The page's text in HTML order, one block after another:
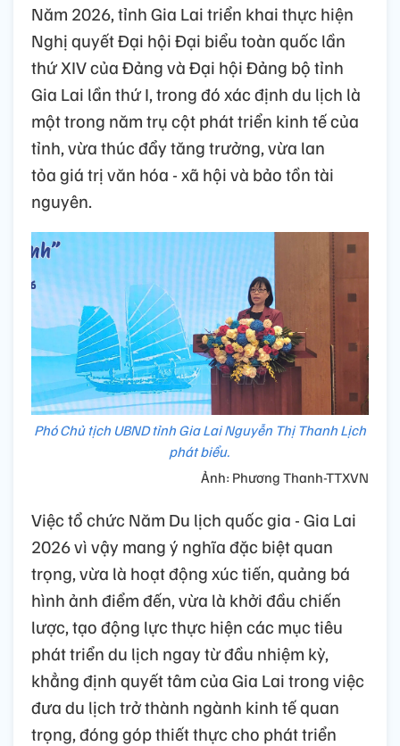
Năm 2026, tỉnh Gia Lai triển khai thực hiện
Nghị quyết Đại hội Đại biểu toàn quốc lần
thứ XIV của Đảng và Đại hội Đảng bộ tỉnh
Gia Lai lần thứ I, trong đó xác định du lịch là
một trong năm trụ cột phát triển kinh tế của
tỉnh, vừa thúc đẩy tăng trưởng, vừa lan
tỏa giá trị văn hóa - xã hội và bảo tồn tài
nguyên.
Phó Chủ tịch UBND tỉnh Gia Lai Nguyễn Thị Thanh Lịch
phát biểu.
Ảnh: Phương Thanh-TTXVN
Việc tổ chức Năm Du lịch quốc gia - Gia Lai
2026 vì vậy mang ý nghĩa đặc biệt quan
trọng, vừa là hoạt động xúc tiến, quảng bá
hình ảnh điểm đến, vừa là khởi đầu chiến
lược, tạo động lực thực hiện các mục tiêu
phát triển du lịch ngay từ đầu nhiệm kỳ,
khẳng định quyết tâm của Gia Lai trong việc
đưa du lịch trở thành ngành kinh tế quan
trọng, đóng góp thiết thực cho phát triển